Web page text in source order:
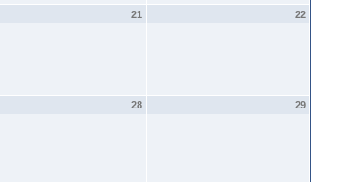
21 22
28 29